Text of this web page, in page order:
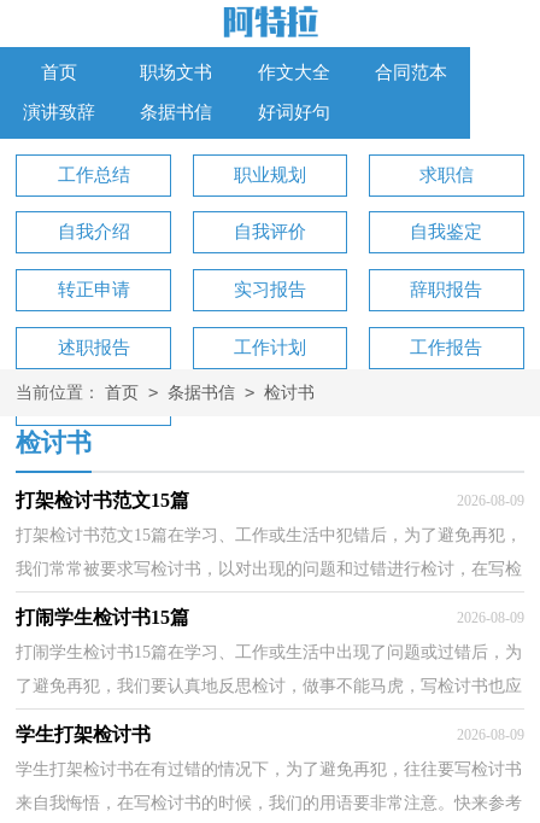
首页 职场文书 作文大全 合同范本
演讲致辞 条据书信 好词好句
工作总结 职业规划 求职信
自我介绍 自我评价 自我鉴定
转正申请 实习报告 辞职报告
述职报告 工作计划 工作报告
工作方案
当前位置： 首页 > 条据书信 > 检讨书
检讨书
打架检讨书范文15篇 2026-08-09
打架检讨书范文15篇在学习、工作或生活中犯错后，为了避免再犯，
我们常常被要求写检讨书，以对出现的问题和过错进行检讨，在写检
打闹学生检讨书15篇 2026-08-09
打闹学生检讨书15篇在学习、工作或生活中出现了问题或过错后，为
了避免再犯，我们要认真地反思检讨，做事不能马虎，写检讨书也应
学生打架检讨书 2026-08-09
学生打架检讨书在有过错的情况下，为了避免再犯，往往要写检讨书
来自我悔悟，在写检讨书的时候，我们的用语要非常注意。快来参考